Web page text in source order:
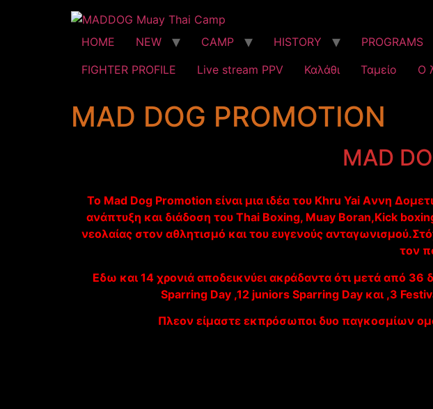
HOME NEW CAMP HISTORY PROGRAMS
FIGHTER PROFILE
Live stream PPV Καλάθι Ταμείο Ο
MAD DOG PROMOTION
MAD
Το Mad Dog Promotion είναι μια ιδέα του Khru Yai Aννη
ανάπτυξη και διάδοση του Thai Boxing, Muay Boran,Κick
νεολαίας στον αθλητισμό και του ευγενούς
τον
Εδω και 14 χρονιά αποδεικνύει ακράδαντα ότι μετά από
Sparring Day ,12 juniors Sparring Day και ,3
Πλεον είμαστε εκπρόσωποι δυο παγκοσμίων